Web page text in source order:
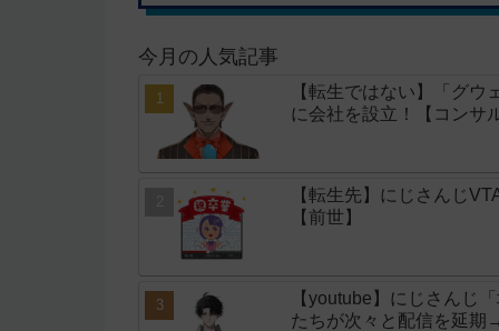
今月の人気記事
【転生ではない】「グ
に会社を設立！【コンサ
【転生先】にじさんじ
【前世】
【youtube】にじさんじ
たちが次々と配信を延期